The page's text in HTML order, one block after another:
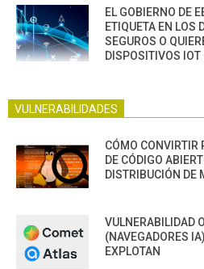
EL GOBIERNO DE
ETIQUETA EN LOS
SEGUROS O
DISPOSITIVOS IOT
VULNERABILIDADES
CÓMO CONVIRTIR
DE CÓDIGO
DISTRIBUCIÓN DE
VULNERABILIDAD
(NAVEGADORES
EXPLOTAN